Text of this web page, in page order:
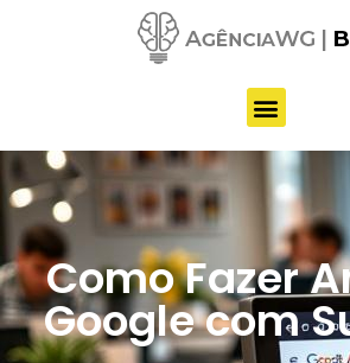
conteúdo
Como Fazer
Google com